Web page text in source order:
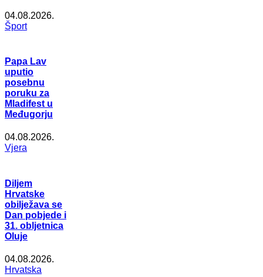
04.08.2026.
Šport
Papa Lav
uputio
posebnu
poruku za
Mladifest u
Međugorju
04.08.2026.
Vjera
Diljem
Hrvatske
obilježava se
Dan pobjede i
31. obljetnica
Oluje
04.08.2026.
Hrvatska